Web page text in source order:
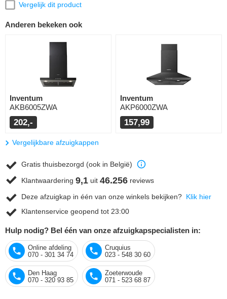
Vergelijk dit product
Anderen bekeken ook
Inventum
AKB6005ZWA
202,-
Inventum
AKP6000ZWA
157,99
Vergelijkbare afzuigkappen
Gratis thuisbezorgd (ook in België)
Klantwaardering 9,1 uit 46.256 reviews
Deze afzuigkap in één van onze winkels bekijken? Klik hier
Klantenservice geopend tot 23:00
Hulp nodig? Bel één van onze afzuigkapspecialisten in:
Online afdeling
070 - 301 34 74
Cruquius
023 - 548 30 60
Den Haag
070 - 320 93 85
Zoeterwoude
071 - 523 68 87